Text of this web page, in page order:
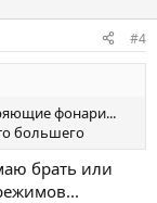
#4
фонари...
большего
брать или